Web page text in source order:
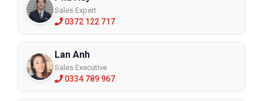
Sales Expert
0372 122 717
Lan Anh
Sales Executive
0334 789 967